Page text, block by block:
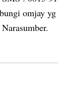
omjay